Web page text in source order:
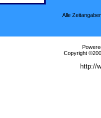
Alle
Copyright
http://